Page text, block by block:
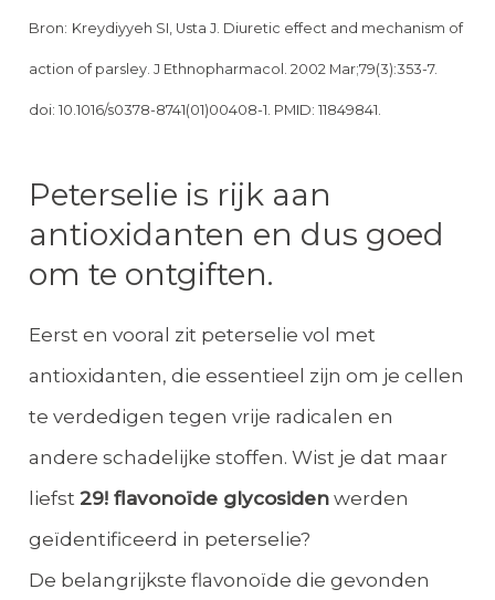
Bron: Kreydiyyeh SI, Usta J. Diuretic effect and mechanism of
action of parsley. J Ethnopharmacol. 2002 Mar;79(3):353-7.
doi: 10.1016/s0378-8741(01)00408-1. PMID: 11849841.
Peterselie is rijk aan
antioxidanten en dus goed
om te ontgiften.
Eerst en vooral zit peterselie vol met
antioxidanten, die essentieel zijn om je cellen
te verdedigen tegen vrije radicalen en
andere schadelijke stoffen. Wist je dat maar
liefst29! flavonoïde glycosiden werden
geïdentificeerd in peterselie?
De belangrijkste flavonoïde die gevonden